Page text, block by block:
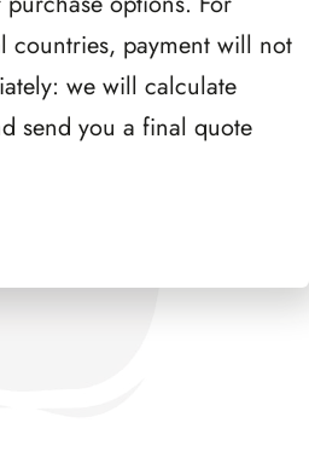
countries, payment will not
we will calculate
send you a final quote